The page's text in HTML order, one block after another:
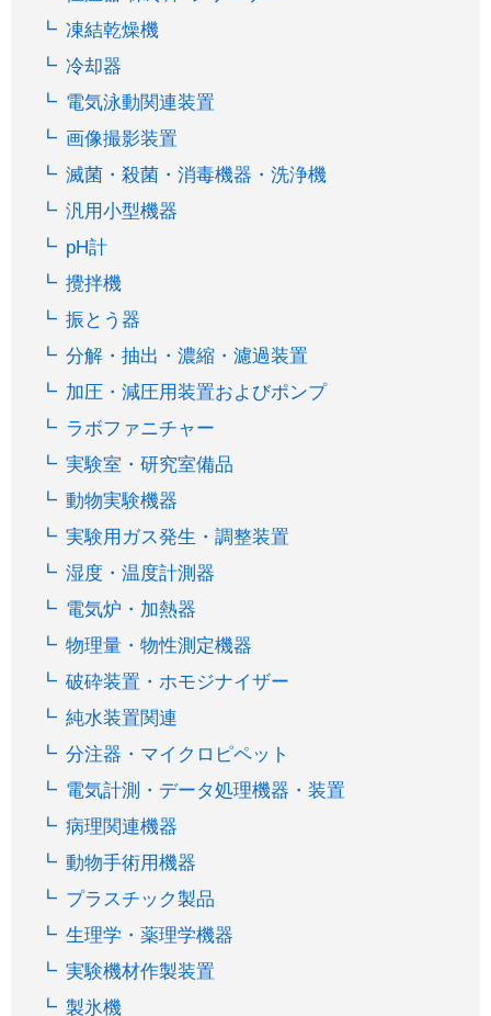
凍結乾燥機
冷却器
電気泳動関連装置
画像撮影装置
滅菌・殺菌・消毒機器・洗浄機
汎用小型機器
pH計
攪拌機
振とう器
分解・抽出・濃縮・濾過装置
加圧・減圧用装置およびポンプ
ラボファニチャー
実験室・研究室備品
動物実験機器
実験用ガス発生・調整装置
湿度・温度計測器
電気炉・加熱器
物理量・物性測定機器
破砕装置・ホモジナイザー
純水装置関連
分注器・マイクロピペット
電気計測・データ処理機器・装置
病理関連機器
動物手術用機器
プラスチック製品
生理学・薬理学機器
実験機材作製装置
製氷機